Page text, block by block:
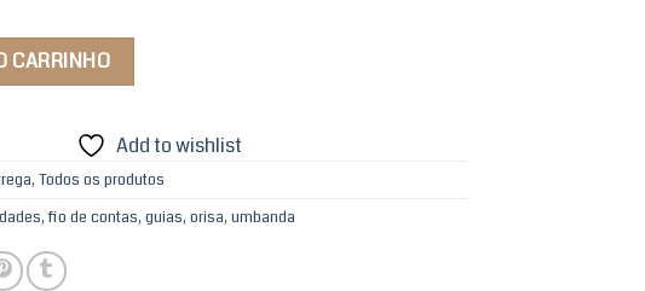
CARRINHO
Add to wishlist
, Todos os produtos
, fio de contas, guias, orisa, umbanda